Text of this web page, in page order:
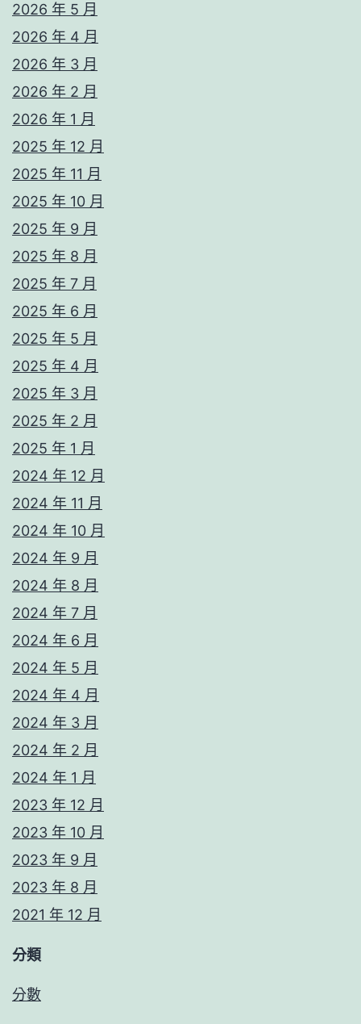
2026 年 5 月
2026 年 4 月
2026 年 3 月
2026 年 2 月
2026 年 1 月
2025 年 12 月
2025 年 11 月
2025 年 10 月
2025 年 9 月
2025 年 8 月
2025 年 7 月
2025 年 6 月
2025 年 5 月
2025 年 4 月
2025 年 3 月
2025 年 2 月
2025 年 1 月
2024 年 12 月
2024 年 11 月
2024 年 10 月
2024 年 9 月
2024 年 8 月
2024 年 7 月
2024 年 6 月
2024 年 5 月
2024 年 4 月
2024 年 3 月
2024 年 2 月
2024 年 1 月
2023 年 12 月
2023 年 10 月
2023 年 9 月
2023 年 8 月
2021 年 12 月
分類
分數